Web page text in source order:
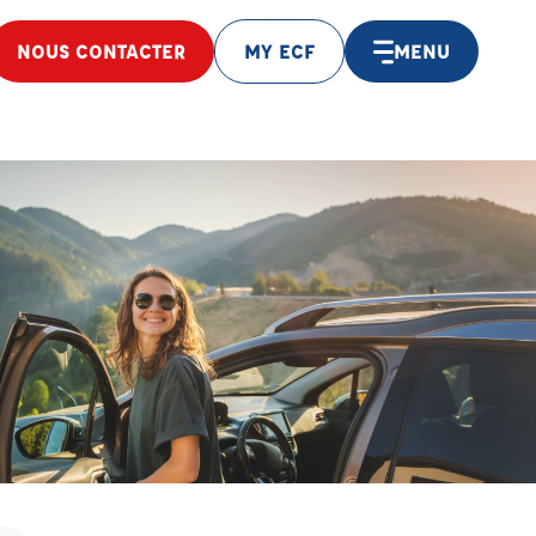
NOUS CONTACTER MY ECF MENU